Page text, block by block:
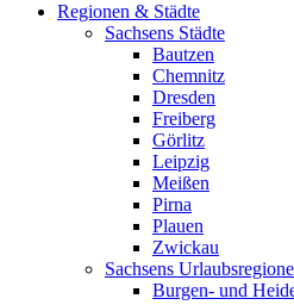
Regionen & Städte
Sachsens Städte
Bautzen
Chemnitz
Dresden
Freiberg
Görlitz
Leipzig
Meißen
Pirna
Plauen
Zwickau
Sachsens
Burgen- und